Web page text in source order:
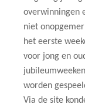
overwinningen
niet
het eerste
voor jong en
worden
Via de site